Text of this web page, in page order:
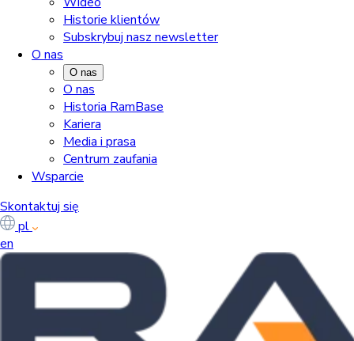
Historie klientów
Subskrybuj nasz newsletter
O nas
O nas
O nas
Historia RamBase
Kariera
Media i prasa
Centrum zaufania
Wsparcie
Skontaktuj się
pl
en